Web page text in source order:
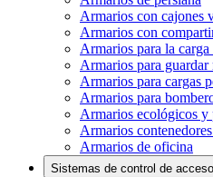
Armarios con cajones
Armarios con
Armarios para la carga
Armarios para guardar
Armarios para cargas
Armarios para
Armarios ecológicos y
Armarios
Armarios de oficina
Sistemas de control de